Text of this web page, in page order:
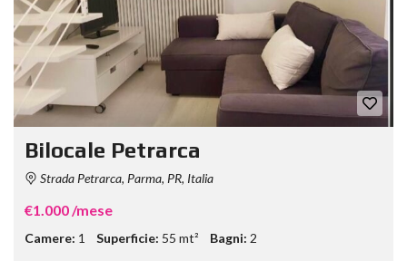
Bilocale Petrarca
Strada Petrarca, Parma, PR, Italia
€1.000 /mese
Camere: 1 Superficie: 55 mt² Bagni: 2